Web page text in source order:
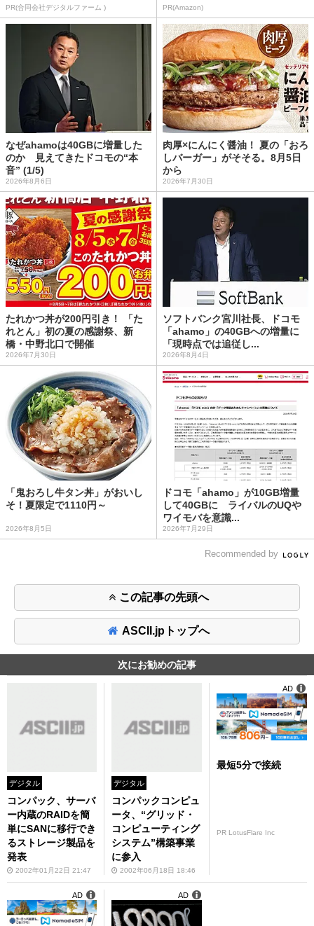
PR(合同会社デジタルファーム ) PR(Amazon)
なぜahamoは40GBに増量した
のか 見えてきたドコモの“本
音” (1/5)
2026年8月6日
肉厚×にんにく醤油！ 夏の「おろ
しバーガー」がそそる。8月5日
から
2026年7月30日
たれかつ丼が200円引き！ 「た
れとん」初の夏の感謝祭、新
橋・中野北口で開催
2026年7月30日
ソフトバンク宮川社長、ドコモ
「ahamo」の40GBへの増量に
「現時点では追従し...
2026年8月4日
「鬼おろし牛タン丼」がおいし
そ！夏限定で1110円～
2026年8月5日
ドコモ「ahamo」が10GB増量
して40GBに ライバルのUQや
ワイモバを意識...
2026年7月29日
Recommended by
この記事の先頭へ
ASCII.jpトップへ
次にお勧めの記事
デジタル
コンパック、サーバ
ー内蔵のRAIDを簡
単にSANに移行でき
るストレージ製品を
発表
2002年01月22日 21:47
デジタル
コンパックコンピュ
ータ、“グリッド・
コンピューティング
システム”構築事業
に参入
2002年06月18日 18:46
最短5分で接続
PR LotusFlare Inc
AD
AD AD